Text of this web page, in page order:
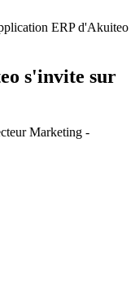
ERP d'Akuiteo
s'invite sur
Marketing -